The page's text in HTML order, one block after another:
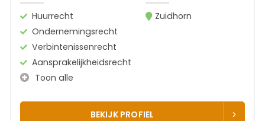
Huurrecht
Ondernemingsrecht
Verbintenissenrecht
Aansprakelijkheidsrecht
Toon alle
Zuidhorn
BEKIJK PROFIEL